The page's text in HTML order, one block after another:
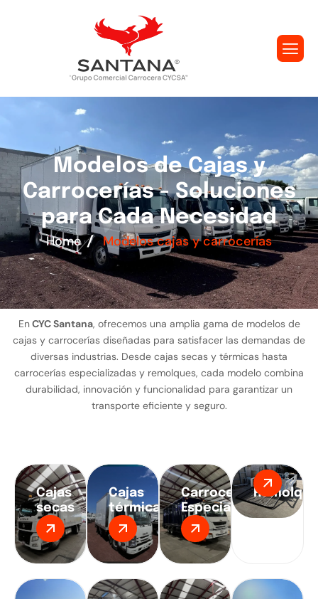
Modelos de Cajas y
Carrocerías - Soluciones
para Cada Necesidad
Home Modelos cajas y carrocerías
EnCYC Santana, ofrecemos una amplia gama de modelos de
cajas y carrocerías diseñadas para satisfacer las demandas de
diversas industrias. Desde cajas secas y térmicas hasta
carrocerías especializadas y remolques, cada modelo combina
durabilidad, innovación y funcionalidad para garantizar un
transporte eficiente y seguro.
Cajas
secas
Cajas
térmicas
Carrocerías
Especializadas